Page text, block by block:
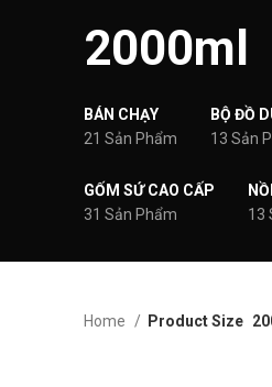
2000ml
BÁN CHẠY
21 Sản Phẩm
BỘ ĐỒ
13 Sản
GỐM SỨ CAO CẤP
31 Sản Phẩm
13
Home Product Size